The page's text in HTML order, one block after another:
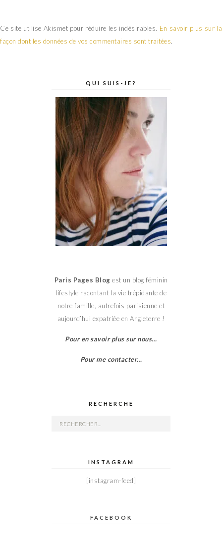
Ce site utilise Akismet pour réduire les indésirables. En savoir plus sur la
façon dont les données de vos commentaires sont traitées.
QUI SUIS-JE?
Paris Pages Blog est un blog féminin
lifestyle racontant la vie trépidante de
notre famille, autrefois parisienne et
aujourd’hui expatriée en Angleterre !
Pour en savoir plus sur nous…
Pour me contacter…
RECHERCHE
Rechercher :
INSTAGRAM
[instagram-feed]
FACEBOOK